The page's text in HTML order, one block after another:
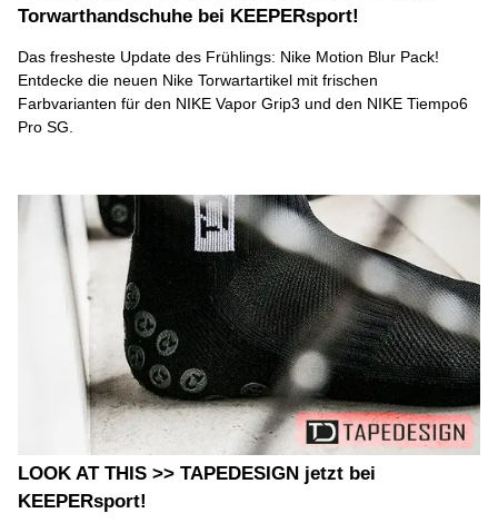
Torwarthandschuhe bei KEEPERsport!
Das fresheste Update des Frühlings: Nike Motion Blur Pack!
Entdecke die neuen Nike Torwartartikel mit frischen
Farbvarianten für den NIKE Vapor Grip3 und den NIKE Tiempo6
Pro SG.
LOOK AT THIS >> TAPEDESIGN jetzt bei
KEEPERsport!